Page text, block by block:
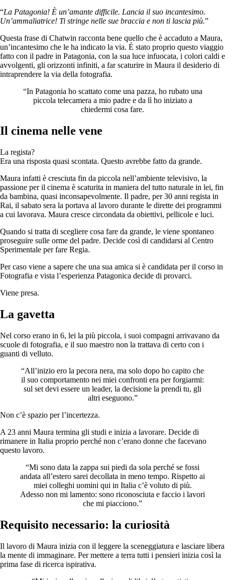
“La Patagonia! È un’amante difficile. Lancia il suo incantesimo.
Un’ammaliatrice! Ti stringe nelle sue braccia e non ti lascia più.”
Questa frase di Chatwin racconta bene quello che è accaduto a Maura,
un’incantesimo che le ha indicato la via. É stato proprio questo viaggio
fatto con il padre in Patagonia, con la sua luce infuocata, i colori caldi e
avvolgenti, gli orizzonti infiniti, a far scaturire in Maura il desiderio di
intraprendere la via della fotografia.
“In Patagonia ho scattato come una pazza, ho rubato una
piccola telecamera a mio padre e da lì ho iniziato a
chiedermi cosa fare.
Il cinema nelle vene
La regista?
Era una risposta quasi scontata. Questo avrebbe fatto da grande.
Maura infatti è cresciuta fin da piccola nell’ambiente televisivo, la
passione per il cinema è scaturita in maniera del tutto naturale in lei, fin
da bambina, quasi inconsapevolmente. Il padre, per 30 anni regista in
Rai, il sabato sera la portava al lavoro durante le dirette dei programmi
a cui lavorava. Maura cresce circondata da obiettivi, pellicole e luci.
Quando si tratta di scegliere cosa fare da grande, le viene spontaneo
proseguire sulle orme del padre. Decide così di candidarsi al Centro
Sperimentale per fare Regia.
Per caso viene a sapere che una sua amica si è candidata per il corso in
Fotografia e vista l’esperienza Patagonica decide di provarci.
Viene presa.
La gavetta
Nel corso erano in 6, lei la più piccola, i suoi compagni arrivavano da
scuole di fotografia, e il suo maestro non la trattava di certo con i
guanti di velluto.
“All’inizio ero la pecora nera, ma solo dopo ho capito che
il suo comportamento nei miei confronti era per forgiarmi:
sul set devi essere un leader, la decisione la prendi tu, gli
altri eseguono.”
Non c’è spazio per l’incertezza.
A 23 anni Maura termina gli studi e inizia a lavorare. Decide di
rimanere in Italia proprio perché non c’erano donne che facevano
questo lavoro.
“Mi sono data la zappa sui piedi da sola perché se fossi
andata all’estero sarei decollata in meno tempo. Rispetto ai
miei colleghi uomini qui in Italia c’è voluto di più.
Adesso non mi lamento: sono riconosciuta e faccio i lavori
che mi piacciono.”
Requisito necessario: la curiosità
Il lavoro di Maura inizia con il leggere la sceneggiatura e lasciare libera
la mente di immaginare. Per mettere a terra tutti i pensieri inizia così la
prima fase di ricerca ispirativa.